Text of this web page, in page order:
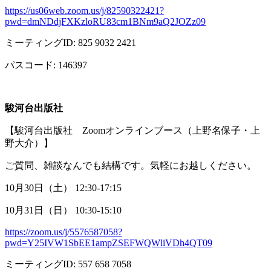
https://us06web.zoom.us/j/82590322421?
pwd=dmNDdjFXKzloRU83cm1BNm9aQ2JOZz09
ミーティングID: 825 9032 2421
パスコード: 146397
駿河台出版社
【駿河台出版社 Zoomオンラインブース（上野名保子・上
野大介）】
ご質問、雑談なんでも結構です。気軽にお越しください。
10月 30日（土） 12:30-17:15
10月 31 日（日） 10:30-15:10
https://zoom.us/j/5576587058?
pwd=Y25IVW1SbEE1ampZSEFWQWliVDh4QT09
ミーティングID: 557 658 7058